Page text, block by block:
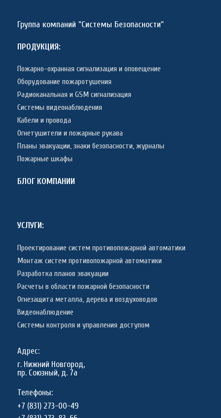
Группа компаний "Системы Безопасности"
ПРОДУКЦИЯ:
Пожарно-охранная сигнализация и оповещение
Оборудование пожаротушения
Радиоканальная и GSM сигнализация
Системы видеонаблюдения
Кабели и провода
Огнетушители и пожарные рукава
Планы эвакуации, знаки безопасности, журналы
Пожарные шкафы
БЛОГ КОМПАНИИ
УСЛУГИ:
Проектирование систем противопожарной автоматики
Монтаж систем противопожарной автоматики
Разработка планов эвакуации
Расчеты в области пожарной безопасности
Огнезащита металла, дерева и воздуховодов
Видеонаблюдение
Системы контроля и управления доступом
Адрес:
г. Нижний Новгород,
пр. Союзный, д. 7а
Телефоны:
+7 (831) 273-00-49